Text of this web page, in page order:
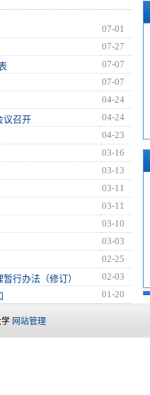
07-01
07-27
07-07
07-07
04-24
议召开
04-24
04-23
03-16
03-13
03-11
03-11
03-10
03-03
02-25
行办法（修订）
02-03
01-20
学 网站管理